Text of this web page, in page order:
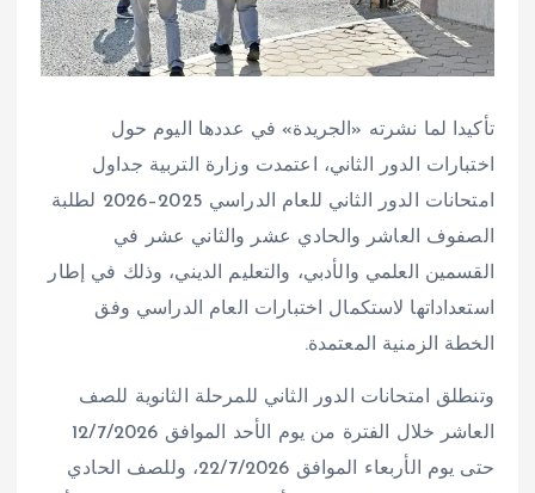
تأكيدا لما نشرته «الجريدة» في عددها اليوم حول
اختبارات الدور الثاني، اعتمدت وزارة التربية جداول
امتحانات الدور الثاني للعام الدراسي 2025–2026 لطلبة
الصفوف العاشر والحادي عشر والثاني عشر في
القسمين العلمي والأدبي، والتعليم الديني، وذلك في إطار
استعداداتها لاستكمال اختبارات العام الدراسي وفق
الخطة الزمنية المعتمدة.
وتنطلق امتحانات الدور الثاني للمرحلة الثانوية للصف
العاشر خلال الفترة من يوم الأحد الموافق 12/7/2026
حتى يوم الأربعاء الموافق 22/7/2026، وللصف الحادي